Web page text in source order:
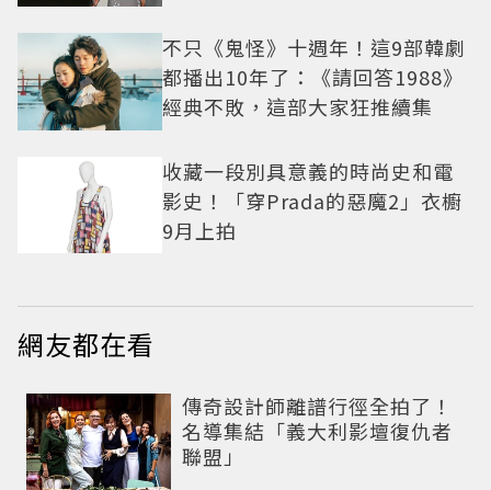
不只《鬼怪》十週年！這9部韓劇
都播出10年了：《請回答1988》
經典不敗，這部大家狂推續集
收藏一段別具意義的時尚史和電
影史！「穿Prada的惡魔2」衣櫥
9月上拍
網友都在看
傳奇設計師離譜行徑全拍了！
名導集結「義大利影壇復仇者
聯盟」